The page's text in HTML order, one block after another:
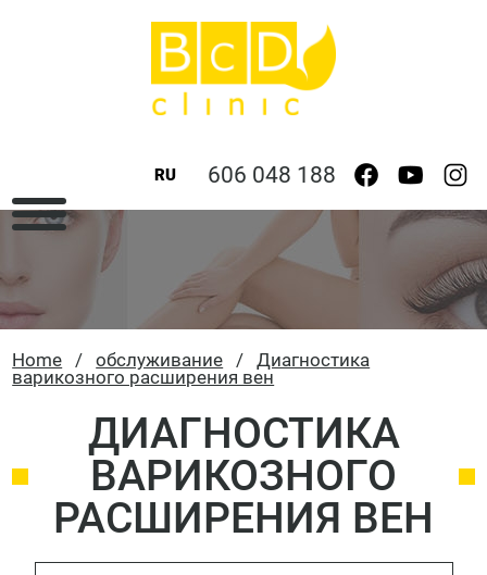
RU 606 048 188
Home / обслуживание /
Диагностика
варикозного расширения вен
ДИАГНОСТИКА
ВАРИКОЗНОГО
РАСШИРЕНИЯ ВЕН